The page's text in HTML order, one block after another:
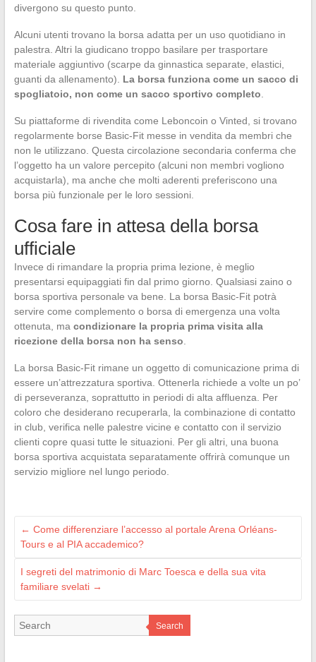
divergono su questo punto.
Alcuni utenti trovano la borsa adatta per un uso quotidiano in
palestra. Altri la giudicano troppo basilare per trasportare
materiale aggiuntivo (scarpe da ginnastica separate, elastici,
guanti da allenamento). La borsa funziona come un sacco di
spogliatoio, non come un sacco sportivo completo.
Su piattaforme di rivendita come Leboncoin o Vinted, si trovano
regolarmente borse Basic-Fit messe in vendita da membri che
non le utilizzano. Questa circolazione secondaria conferma che
l’oggetto ha un valore percepito (alcuni non membri vogliono
acquistarla), ma anche che molti aderenti preferiscono una
borsa più funzionale per le loro sessioni.
Cosa fare in attesa della borsa
ufficiale
Invece di rimandare la propria prima lezione, è meglio
presentarsi equipaggiati fin dal primo giorno. Qualsiasi zaino o
borsa sportiva personale va bene. La borsa Basic-Fit potrà
servire come complemento o borsa di emergenza una volta
ottenuta, ma condizionare la propria prima visita alla
ricezione della borsa non ha senso.
La borsa Basic-Fit rimane un oggetto di comunicazione prima di
essere un’attrezzatura sportiva. Ottenerla richiede a volte un po’
di perseveranza, soprattutto in periodi di alta affluenza. Per
coloro che desiderano recuperarla, la combinazione di contatto
in club, verifica nelle palestre vicine e contatto con il servizio
clienti copre quasi tutte le situazioni. Per gli altri, una buona
borsa sportiva acquistata separatamente offrirà comunque un
servizio migliore nel lungo periodo.
← Come differenziare l’accesso al portale Arena Orléans-
Tours e al PIA accademico?
I segreti del matrimonio di Marc Toesca e della sua vita
familiare svelati →
Search